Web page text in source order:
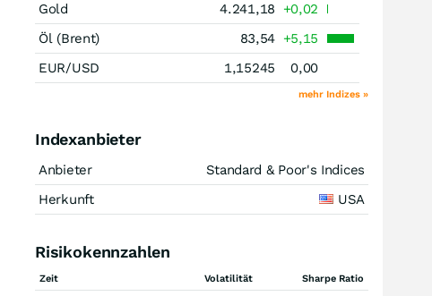
Gold
4.241,18
+0,02
Öl (Brent)
83,54 +5,15
EUR/USD
1,15245 0,00
mehr Indizes »
Indexanbieter
Anbieter
Standard & Poor's Indices
Herkunft
USA
Risikokennzahlen
Zeit Volatilität Sharpe Ratio